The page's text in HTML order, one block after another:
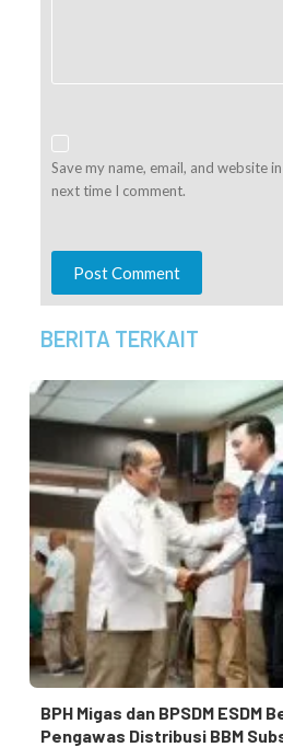
Save my name, email, and website
next time I comment.
Post Comment
BERITA TERKAIT
BPH Migas dan BPSDM ESDM
Pengawas Distribusi BBM